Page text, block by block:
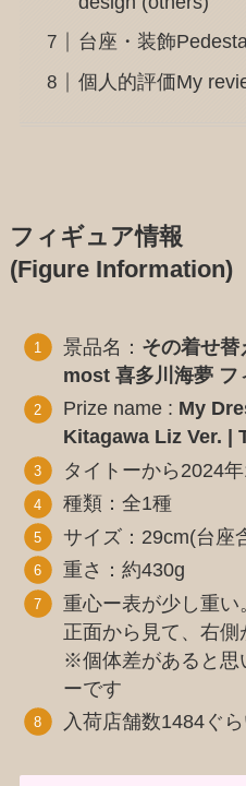
台座・装飾
個人的評価My
フィギュア情報
(Figure Information)
景品名： その着せ
most 喜多川海夢 フ
Prize name : My
Kitagawa Liz Ver. |
タイトーから2024
種類：全1種
サイズ：29cm(台座
重さ：約430g
重心ー表が少し重
正面から見て、右側
※個体差があると思
ーです
入荷店舗数1484ぐら